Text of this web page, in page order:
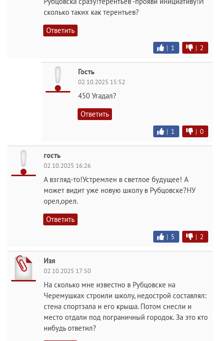
сколько таких как терентьев?
Ответить
| 1 | 2
Гость
02.10.2025 15:52
450 Угадал?
Ответить
| 1 | 0
гость
02.10.2025 16:26
А взгляд-то!Устремлен в светлое будущее! А
может видит уже новую школу в Рубцовске?НУ
орел,орел.
Ответить
| 5 | 2
Изя
02.10.2025 17:50
На сколько мне известно в Рубцовске на
Черемушках строили школу, недострой составлял:
стена спортзала и его крыша. Потом снесли и
место отдали под пограничный городок. За это кто
нибудь ответил?